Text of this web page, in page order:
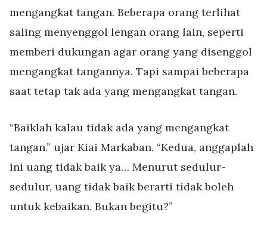
mengangkat tangan. Beberapa orang terlihat
saling menyenggol lengan orang lain, seperti
memberi dukungan agar orang yang disenggol
mengangkat tangannya. Tapi sampai beberapa
saat tetap tak ada yang mengangkat tangan.
“Baiklah kalau tidak ada yang mengangkat
tangan.” ujar Kiai Markaban. “Kedua, anggaplah
ini uang tidak baik ya… Menurut sedulur-
sedulur, uang tidak baik berarti tidak boleh
untuk kebaikan. Bukan begitu?”